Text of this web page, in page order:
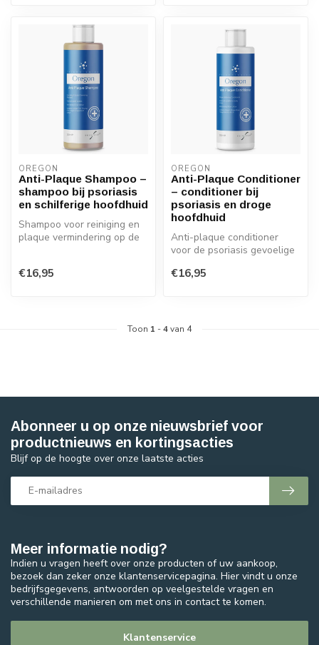
OREGON
Anti-Plaque Shampoo –
shampoo bij psoriasis
en schilferige hoofdhuid
Shampoo voor reiniging en
plaque vermindering op de
€16,95
OREGON
Anti-Plaque Conditioner
– conditioner bij
psoriasis en droge
hoofdhuid
Anti-plaque conditioner
voor de psoriasis gevoelige
€16,95
Toon 1 -4van 4
Meer informatie nodig?
Indien u vragen heeft over onze producten of uw aankoop,
bezoek dan zeker onze klantenservicepagina. Hier vindt u onze
bedrijfsgegevens, antwoorden op veelgestelde vragen en
verschillende manieren om met ons in contact te komen.
Klantenservice
Abonneer u op onze nieuwsbrief voor
productnieuws en kortingsacties
Blijf op de hoogte over onze laatste acties